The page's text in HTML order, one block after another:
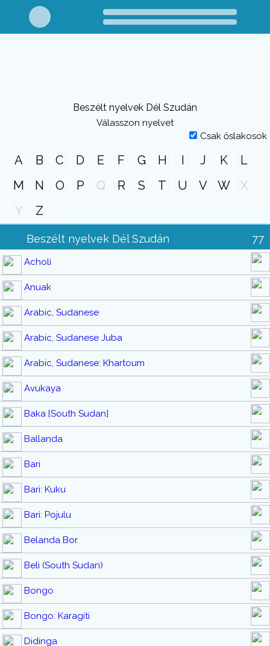
Beszélt nyelvek Dél Szudán
Válasszon nyelvet
Csak őslakosok
A B C D E F G H I J K
L
M
N O P Q R S T U V W
X
Y
Z
Beszélt nyelvek Dél Szudán 77
Acholi
Anuak
Arabic, Sudanese
Arabic, Sudanese Juba
Arabic, Sudanese: Khartoum
Avukaya
Baka [South Sudan]
Ballanda
Bari
Bari: Kuku
Bari: Pojulu
Belanda Bor
Beli (South Sudan)
Bongo
Bongo: Karagiti
Didinga